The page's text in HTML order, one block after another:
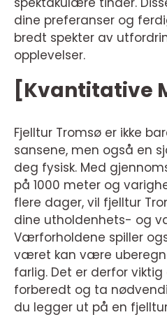
dine preferanser og
bredt spekter av
opplevelser.
[Kvantitative
Fjelltur Tromsø er ikke
sansene, men også en
deg fysisk. Med
på 1000 meter og
flere dager, vil fjelltur
dine utholdenhets- og
Værforholdene spiller
været kan være
farlig. Det er derfor
forberedt og ta
du legger ut på en